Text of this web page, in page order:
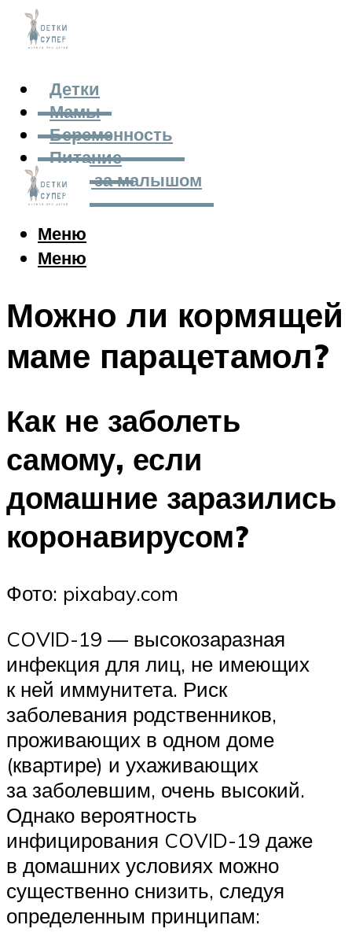
Детки
Мамы
Беременность
Питание
Уход за малышом
Меню
Меню
Можно ли кормящей
маме парацетамол?
Как не заболеть
самому, если
домашние заразились
коронавирусом?
Фото: pixabay.com
COVID-19 — высокозаразная
инфекция для лиц, не имеющих
к ней иммунитета. Риск
заболевания родственников,
проживающих в одном доме
(квартире) и ухаживающих
за заболевшим, очень высокий.
Однако вероятность
инфицирования COVID-19 даже
в домашних условиях можно
существенно снизить, следуя
определенным принципам: